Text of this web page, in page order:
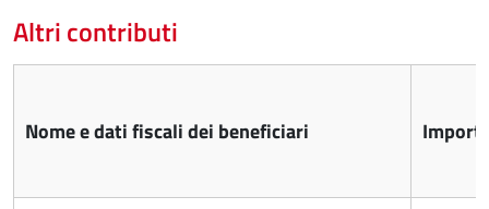
Altri contributi
Nome e dati fiscali dei beneficiari